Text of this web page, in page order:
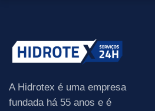
A Hidrotex é uma empresa
fundada há 55 anos e é